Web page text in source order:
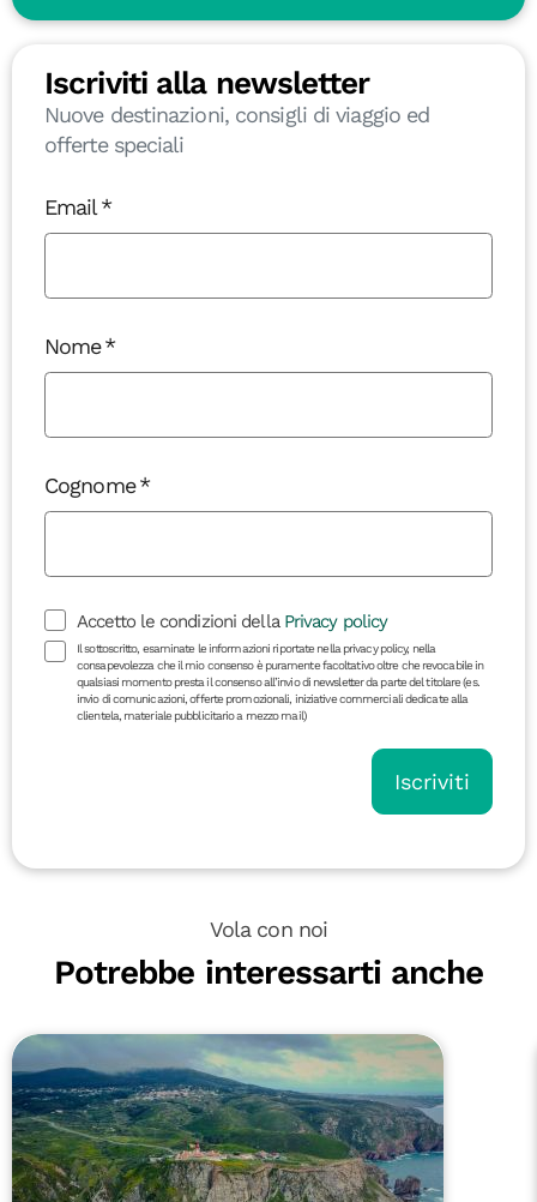
Iscriviti alla newsletter
Nuove destinazioni, consigli di viaggio ed
offerte speciali
Email
Nome
Cognome
Accetto le condizioni della Privacy policy
Il sottoscritto, esaminate le informazioni riportate nella privacy policy, nella
consapevolezza che il mio consenso è puramente facoltativo oltre che revocabile in
qualsiasi momento presta il consenso all’invio di newsletter da parte del titolare (es.
invio di comunicazioni, offerte promozionali, iniziative commerciali dedicate alla
clientela, materiale pubblicitario a mezzo mail)
Iscriviti
Vola con noi
Potrebbe interessarti anche